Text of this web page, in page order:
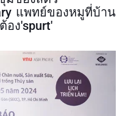
แพทย์ของหมูที่บ้าน
อง'spurt'